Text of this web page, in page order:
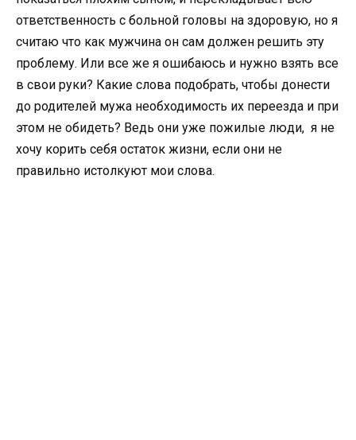
ответственность с больной головы на здоровую, но я
считаю что как мужчина он сам должен решить эту
проблему. Или все же я ошибаюсь и нужно взять все
в свои руки? Какие слова подобрать, чтобы донести
до родителей мужа необходимость их переезда и при
этом не обидеть? Ведь они уже пожилые люди, я не
хочу корить себя остаток жизни, если они не
правильно истолкуют мои слова.